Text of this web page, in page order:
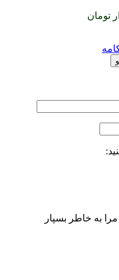
مرا به خاطر بسپار